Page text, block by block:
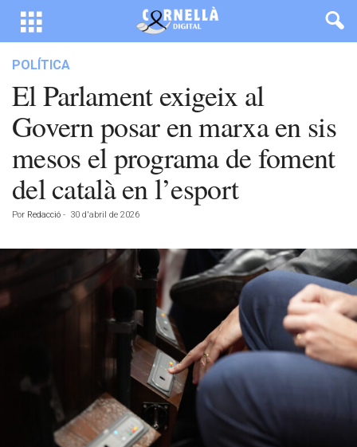
POLÍTICA
El Parlament exigeix al
Govern posar en marxa en sis
mesos el programa de foment
del català en l’esport
Por Redacció - 30 d'abril de 2026